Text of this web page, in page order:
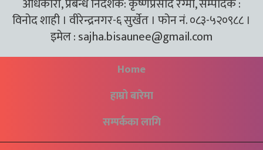
अधिकारी, प्रबन्ध निर्देशक: कृष्णप्रसाद रेग्मी, सम्पादक :
विनोद शाही । वीरेन्द्रनगर-६ सुर्खेत । फोन नं. ०८३-५२०९८८ ।
इमेल :sajha.bisaunee@gmail.com
Home
हाम्रो बारेमा
सम्पर्कका लागि